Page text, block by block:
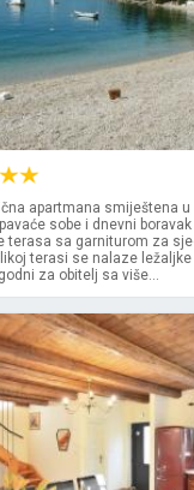
apartmana smiještena u
sobe i dnevni boravak
terasa sa garniturom za
terasi se nalaze
za obitelj sa više...